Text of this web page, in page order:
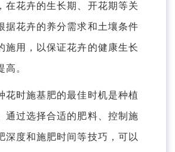
在花卉的生长期、开花期等关
据花卉的养分需求和土壤条件
施用，以保证花卉的健康生长
。
时施基肥的最佳时机是种植
通过选择合适的肥料、控制施
深度和施肥时间等技巧，可以